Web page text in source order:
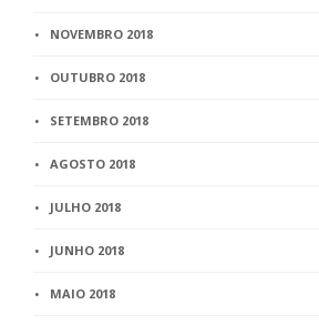
NOVEMBRO 2018
OUTUBRO 2018
SETEMBRO 2018
AGOSTO 2018
JULHO 2018
JUNHO 2018
MAIO 2018